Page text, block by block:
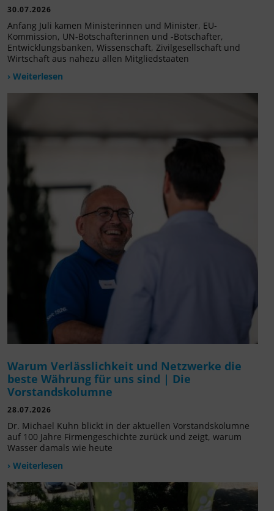
30.07.2026
Anfang Juli kamen Ministerinnen und Minister, EU-
Kommission, UN-Botschafterinnen und -Botschafter,
Entwicklungsbanken, Wissenschaft, Zivilgesellschaft und
Wirtschaft aus nahezu allen Mitgliedstaaten
› Weiterlesen
Warum Verlässlichkeit und Netzwerke die
beste Währung für uns sind | Die
Vorstandskolumne
28.07.2026
Dr. Michael Kuhn blickt in der aktuellen Vorstandskolumne
auf 100 Jahre Firmengeschichte zurück und zeigt, warum
Wasser damals wie heute
› Weiterlesen